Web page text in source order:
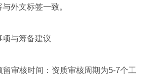
外文标签一致。
项与筹备建议
留审核时间：资质审核周期为5-7个工